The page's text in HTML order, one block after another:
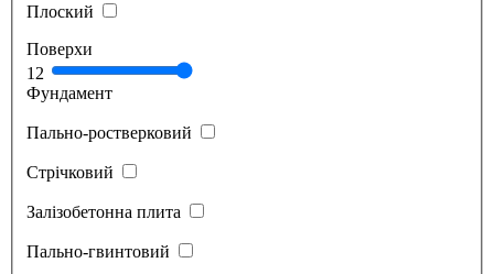
Плоский
Поверхи
1 2
Фундамент
Пально-ростверковий
Стрічковий
Залізобетонна плита
Пально-гвинтовий